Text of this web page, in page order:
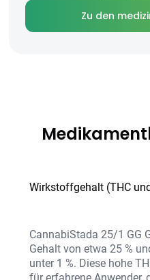
Zu den
Wirkstoffgehalt (THC
CannabiStada 25/1 GG
Gehalt von etwa 25 %
unter 1 %. Diese hohe